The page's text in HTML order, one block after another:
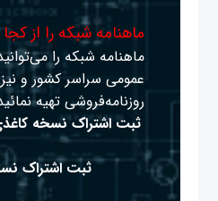
ماهنامه شبکه را از
ماهنامه شبکه را
عمومی سراسر کشور و
روزنامه‌فروشی تهیه
ثبت اشتراک نسخه
ثبت اشتراک